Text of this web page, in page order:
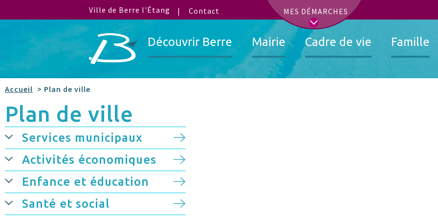
Ville de Berre l'Étang MES DÉMARCHES
Contact
Découvrir Berre Mairie Cadre de vie Famille
Accueil > Plan de ville
Plan de ville
Services municipaux
Activités économiques
Enfance et éducation
Santé et social